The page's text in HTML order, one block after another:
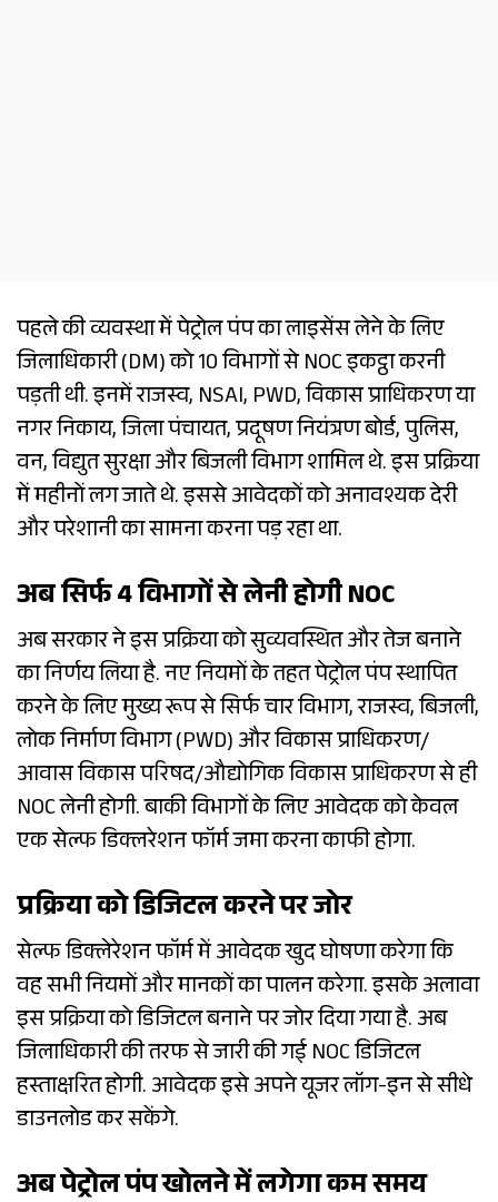
पहले की व्यवस्था में पेट्रोल पंप का लाइसेंस लेने के लिए
जिलाधिकारी (DM) को 10 विभागों से NOC इकट्ठा करनी
पड़ती थी. इनमें राजस्व, NSAI, PWD, विकास प्राधिकरण या
नगर निकाय, जिला पंचायत, प्रदूषण नियंत्रण बोर्ड, पुलिस,
वन, विद्युत सुरक्षा और बिजली विभाग शामिल थे. इस प्रक्रिया
में महीनों लग जाते थे. इससे आवेदकों को अनावश्यक देरी
और परेशानी का सामना करना पड़ रहा था.
अब सिर्फ 4 विभागों से लेनी होगी NOC
अब सरकार ने इस प्रक्रिया को सुव्यवस्थित और तेज बनाने
का निर्णय लिया है. नए नियमों के तहत पेट्रोल पंप स्थापित
करने के लिए मुख्य रूप से सिर्फ चार विभाग, राजस्व, बिजली,
लोक निर्माण विभाग (PWD) और विकास प्राधिकरण/
आवास विकास परिषद/औद्योगिक विकास प्राधिकरण से ही
NOC लेनी होगी. बाकी विभागों के लिए आवेदक को केवल
एक सेल्फ डिक्लरेशन फॉर्म जमा करना काफी होगा.
प्रक्रिया को डिजिटल करने पर जोर
सेल्फ डिक्लेरेशन फॉर्म में आवेदक खुद घोषणा करेगा कि
वह सभी नियमों और मानकों का पालन करेगा. इसके अलावा
इस प्रक्रिया को डिजिटल बनाने पर जोर दिया गया है. अब
जिलाधिकारी की तरफ से जारी की गई NOC डिजिटल
हस्ताक्षरित होगी. आवेदक इसे अपने यूजर लॉग-इन से सीधे
डाउनलोड कर सकेंगे.
अब पेट्रोल पंप खोलने में लगेगा कम समय